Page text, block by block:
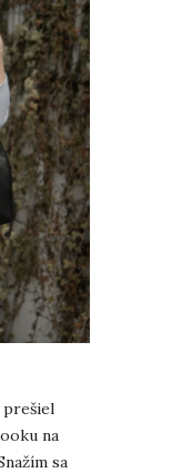
prešiel
na
sa